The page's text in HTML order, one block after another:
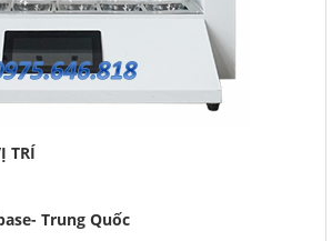
TRÍ
Trung Quốc